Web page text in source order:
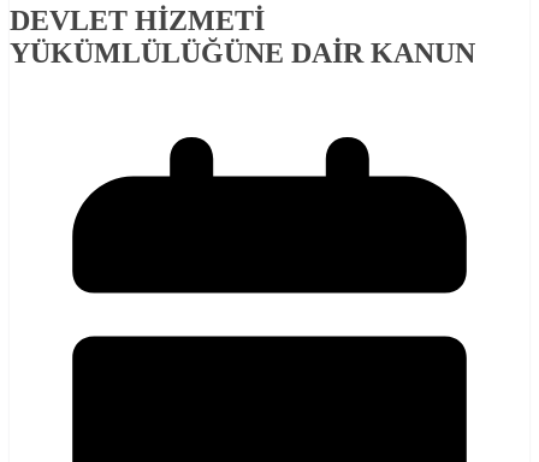
DEVLET HİZMETİ
YÜKÜMLÜLÜĞÜNE DAİR KANUN